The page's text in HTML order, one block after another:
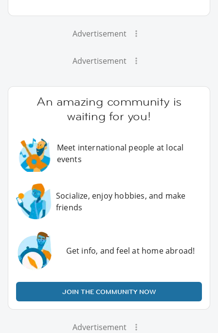
Advertisement
Advertisement
An amazing community is
waiting for you!
Meet international people at local
events
Socialize, enjoy hobbies, and make
friends
Get info, and feel at home abroad!
JOIN THE COMMUNITY NOW
Advertisement